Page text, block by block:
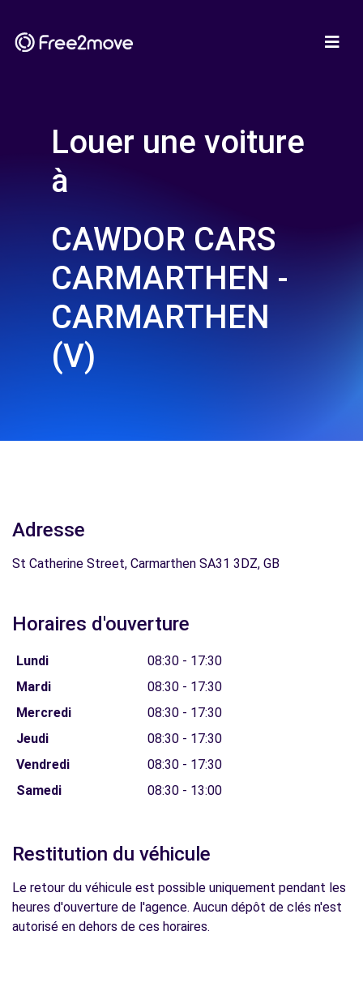
Louer une voiture
à
CAWDOR CARS
CARMARTHEN -
CARMARTHEN
(V)
Adresse
St Catherine Street, Carmarthen SA31 3DZ, GB
Horaires d'ouverture
Lundi
08:30 - 17:30
Mardi
08:30 - 17:30
Mercredi
08:30 - 17:30
Jeudi
08:30 - 17:30
Vendredi
08:30 - 17:30
Samedi
08:30 - 13:00
Restitution du véhicule
Le retour du véhicule est possible uniquement pendant les
heures d'ouverture de l'agence. Aucun dépôt de clés n'est
autorisé en dehors de ces horaires.